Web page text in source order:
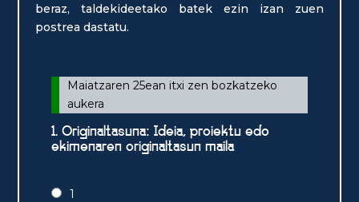
beraz, taldekideetako batek ezin izan zuen
postrea dastatu.
Maiatzaren 25ean itxi zen bozkatzeko
aukera
1. Originaltasuna: Ideia, proiektu edo
ekimenaren originaltasun maila
1